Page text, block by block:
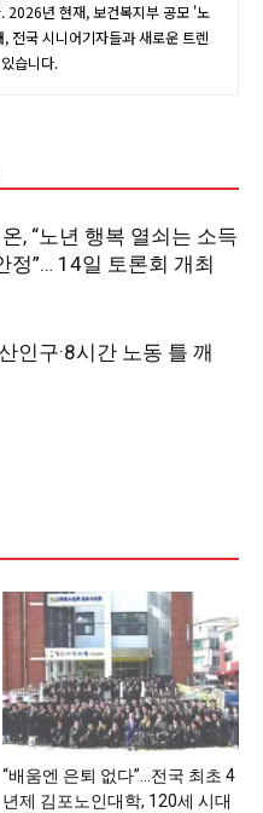
2026년 현재, 보건복지부 공모 '노
전국 시니어기자들과 새로운 트렌
습니다.
, “노년 행복 열쇠는 소득
정”… 14일 토론회 개최
인구·8시간 노동 틀 깨
“배움엔 은퇴 없다”…전국 최초 4
년제 김포노인대학, 120세 시대